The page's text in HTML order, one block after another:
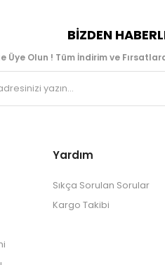
BIZDEN
Üye Olun ! Tüm İndirim ve
Yardım
Sıkça Sorulan Sorular
Kargo Takibi